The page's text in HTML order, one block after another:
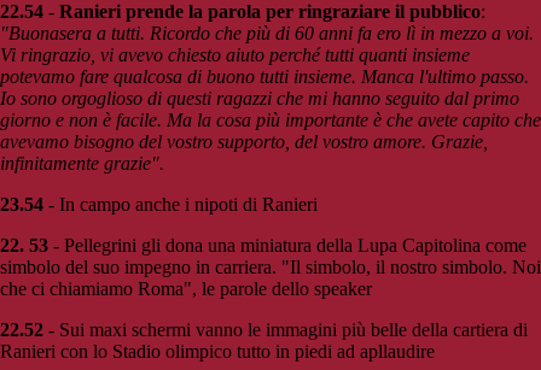
22.54 - Ranieri prende la parola per ringraziare il pubblico:
"Buonasera a tutti. Ricordo che più di 60 anni fa ero lì in mezzo a voi.
Vi ringrazio, vi avevo chiesto aiuto perché tutti quanti insieme
potevamo fare qualcosa di buono tutti insieme. Manca l'ultimo passo.
Io sono orgoglioso di questi ragazzi che mi hanno seguito dal primo
giorno e non è facile. Ma la cosa più importante è che avete capito che
avevamo bisogno del vostro supporto, del vostro amore. Grazie,
infinitamente grazie".
23.54 - In campo anche i nipoti di Ranieri
22. 53 - Pellegrini gli dona una miniatura della Lupa Capitolina come
simbolo del suo impegno in carriera. "Il simbolo, il nostro simbolo. Noi
che ci chiamiamo Roma", le parole dello speaker
22.52 - Sui maxi schermi vanno le immagini più belle della cartiera di
Ranieri con lo Stadio olimpico tutto in piedi ad apllaudire